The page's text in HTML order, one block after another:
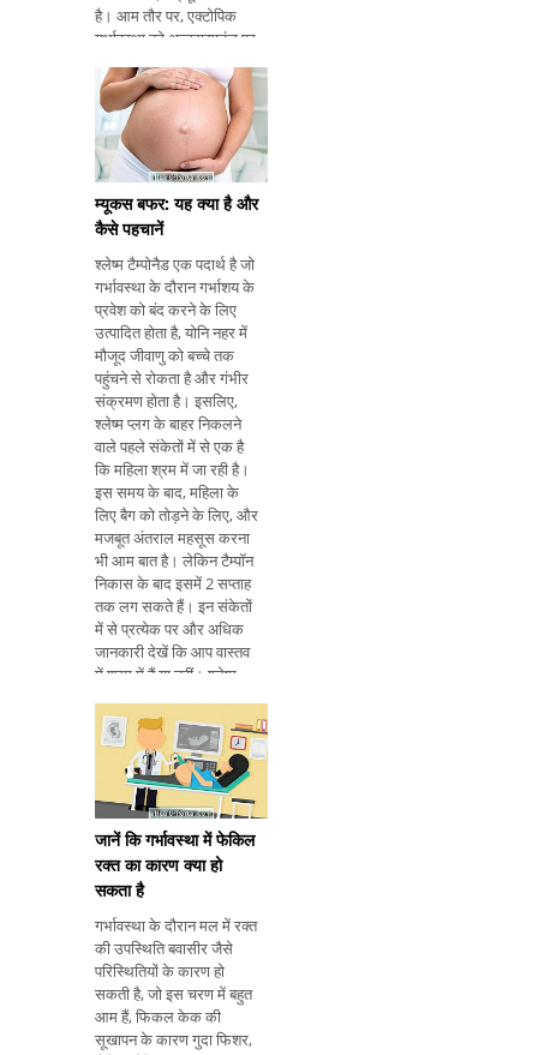
है। आम तौर पर, एक्टोपिक
गर्भावस्था को अल्ट्रासाउंड पर
पहचान की जाती है लेकिन इसे
बाद में भी खोजा जा सकता है।
हा
म्यूकस बफर: यह क्या है और
कैसे पहचानें
श्लेष्म टैम्पोनैड एक पदार्थ है जो
गर्भावस्था के दौरान गर्भाशय के
प्रवेश को बंद करने के लिए
उत्पादित होता है, योनि नहर में
मौजूद जीवाणु को बच्चे तक
पहुंचने से रोकता है और गंभीर
संक्रमण होता है। इसलिए,
श्लेष्म प्लग के बाहर निकलने
वाले पहले संकेतों में से एक है
कि महिला श्रम में जा रही है।
इस समय के बाद, महिला के
लिए बैग को तोड़ने के लिए, और
मजबूत अंतराल महसूस करना
भी आम बात है। लेकिन टैम्पॉन
निकास के बाद इसमें 2 सप्ताह
तक लग सकते हैं। इन संकेतों
में से प्रत्येक पर और अधिक
जानकारी देखें कि आप वास्तव
में श्रम में हैं या नहीं। श्लेष्म
पहचानें जब यह निकलता है, तो
टैम्पन एक सफे
जानें कि गर्भावस्था में फेकिल
रक्त का कारण क्या हो
सकता है
गर्भावस्था के दौरान मल में रक्त
की उपस्थिति बवासीर जैसे
परिस्थितियों के कारण हो
सकती है, जो इस चरण में बहुत
आम हैं, फिकल केक की
सूखापन के कारण गुदा फिशर,